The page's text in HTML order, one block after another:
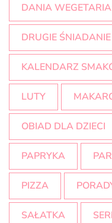
DANIA
DRUGIE ŚNIADANIE
KALENDARZ
LUTY
OBIAD DLA DZIECI
PAPRYKA
PIZZA
SAŁATKA